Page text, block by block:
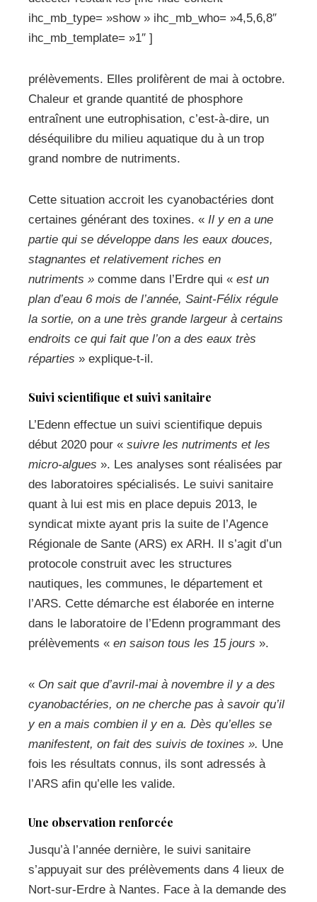
ihc_mb_type= »show » ihc_mb_who= »4,5,6,8″
ihc_mb_template= »1″ ]
prélèvements. Elles prolifèrent de mai à octobre.
Chaleur et grande quantité de phosphore
entraînent une eutrophisation, c’est-à-dire, un
déséquilibre du milieu aquatique du à un trop
grand nombre de nutriments.
Cette situation accroit les cyanobactéries dont
certaines générant des toxines. « Il y en a une
partie qui se développe dans les eaux douces,
stagnantes et relativement riches en
nutriments » comme dans l’Erdre qui « est un
plan d’eau 6 mois de l’année, Saint-Félix régule
la sortie, on a une très grande largeur à certains
endroits ce qui fait que l’on a des eaux très
réparties » explique-t-il.
Suivi scientifique et suivi sanitaire
L’Edenn effectue un suivi scientifique depuis
début 2020 pour « suivre les nutriments et les
micro-algues ». Les analyses sont réalisées par
des laboratoires spécialisés. Le suivi sanitaire
quant à lui est mis en place depuis 2013, le
syndicat mixte ayant pris la suite de l’Agence
Régionale de Sante (ARS) ex ARH. Il s’agit d’un
protocole construit avec les structures
nautiques, les communes, le département et
l’ARS. Cette démarche est élaborée en interne
dans le laboratoire de l’Edenn programmant des
prélèvements « en saison tous les 15 jours ».
« On sait que d’avril-mai à novembre il y a des
cyanobactéries, on ne cherche pas à savoir qu’il
y en a mais combien il y en a. Dès qu’elles se
manifestent, on fait des suivis de toxines ». Une
fois les résultats connus, ils sont adressés à
l’ARS afin qu’elle les valide.
Une observation renforcée
Jusqu’à l’année dernière, le suivi sanitaire
s’appuyait sur des prélèvements dans 4 lieux de
Nort-sur-Erdre à Nantes. Face à la demande des